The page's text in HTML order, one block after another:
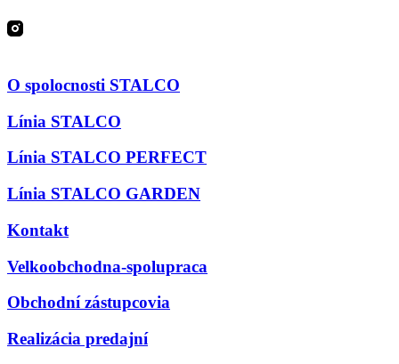
O spolocnosti STALCO
Línia STALCO
Línia STALCO PERFECT
Línia STALCO GARDEN
Kontakt
Velkoobchodna-spolupraca
Obchodní zástupcovia
Realizácia predajní